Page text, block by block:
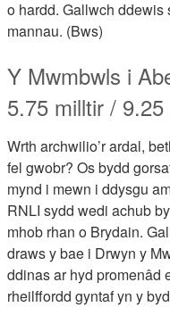
o hardd. Gallwch ddewis
mannau. (Bws)
Y Mwmbwls i
5.75 milltir / 9.25
Wrth archwilio’r ardal,
fel gwobr? Os bydd
mynd i mewn i ddysgu
RNLI sydd wedi achub
mhob rhan o Brydain.
draws y bae i Drwyn y
ddinas ar hyd promenâd
rheilffordd gyntaf yn y